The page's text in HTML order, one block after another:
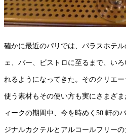
確かに最近のパリでは、パラスホテ
ェ、バー、ビストロに至るまで、い
れるようになってきた。そのクリエー
使う素材もその使い方も実にさまざ
ィークの期間中、今を時めく50 軒の
ジナルカクテルとアルコールフリー